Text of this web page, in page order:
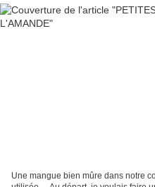
Une mangue bien mûre dans notre